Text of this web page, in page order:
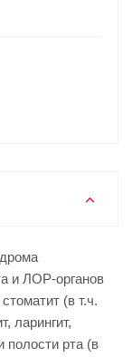
и ЛОР-органов
(в т.ч.
ларингит,
полости рта (в